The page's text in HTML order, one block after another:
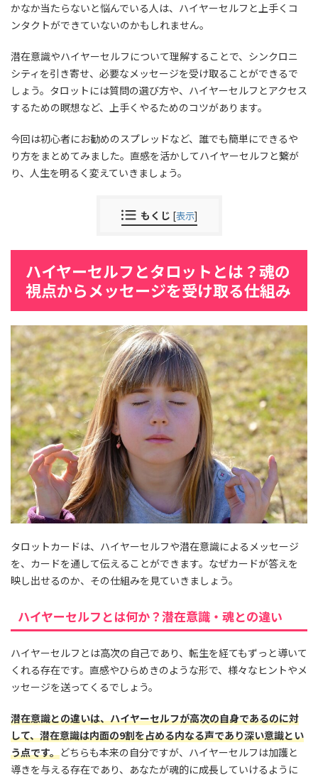
かなか当たらないと悩んでいる人は、ハイヤーセルフと上手くコ
ンタクトができていないのかもしれません。
潜在意識やハイヤーセルフについて理解することで、シンクロニ
シティを引き寄せ、必要なメッセージを受け取ることができるで
しょう。タロットには質問の選び方や、ハイヤーセルフとアクセス
するための瞑想など、上手くやるためのコツがあります。
今回は初心者にお勧めのスプレッドなど、誰でも簡単にできるや
り方をまとめてみました。直感を活かしてハイヤーセルフと繋が
り、人生を明るく変えていきましょう。
もくじ [表示]
ハイヤーセルフとタロットとは？魂の
視点からメッセージを受け取る仕組み
タロットカードは、ハイヤーセルフや潜在意識によるメッセージ
を、カードを通して伝えることができます。なぜカードが答えを
映し出せるのか、その仕組みを見ていきましょう。
ハイヤーセルフとは何か？潜在意識・魂との違い
ハイヤーセルフとは高次の自己であり、転生を経てもずっと導いて
くれる存在です。直感やひらめきのような形で、様々なヒントやメ
ッセージを送ってくるでしょう。
潜在意識との違いは、ハイヤーセルフが高次の自身であるのに対
して、潜在意識は内面の9割を占める内なる声であり深い意識とい
う点です。どちらも本来の自分ですが、ハイヤーセルフは加護と
導きを与える存在であり、あなたが魂的に成長していけるように